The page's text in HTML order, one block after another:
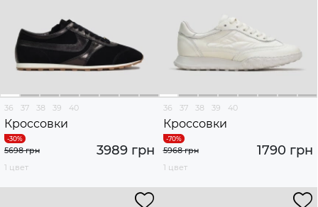
36 37 38 39 40
Кроссовки
3989 грн
5698 грн
1 цвет
36 37 38 39 40
Кроссовки
1790 грн
5968 грн
1 цвет